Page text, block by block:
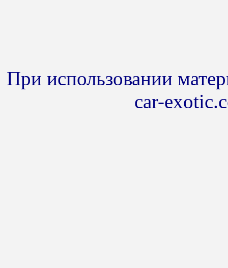
При использовании
car-